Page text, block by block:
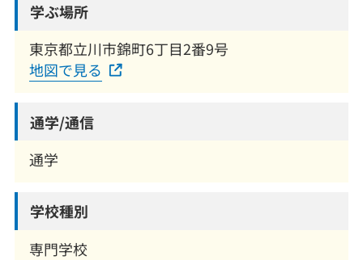
学ぶ場所
東京都立川市錦町6丁目2番9号
地図で見る
通学/通信
通学
学校種別
専門学校